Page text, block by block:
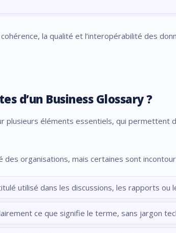
la qualité et l’interopérabilité des
d’un Business Glossary ?
plusieurs éléments essentiels, qui permettent
organisations, mais certaines sont
utilisé dans les discussions, les rapports ou
ce que signifie le terme, sans jargon